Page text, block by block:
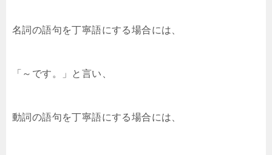
名詞の語句を丁寧語にする場合には、
「～です。」と言い、
動詞の語句を丁寧語にする場合には、